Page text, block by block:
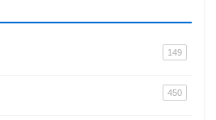
149
450